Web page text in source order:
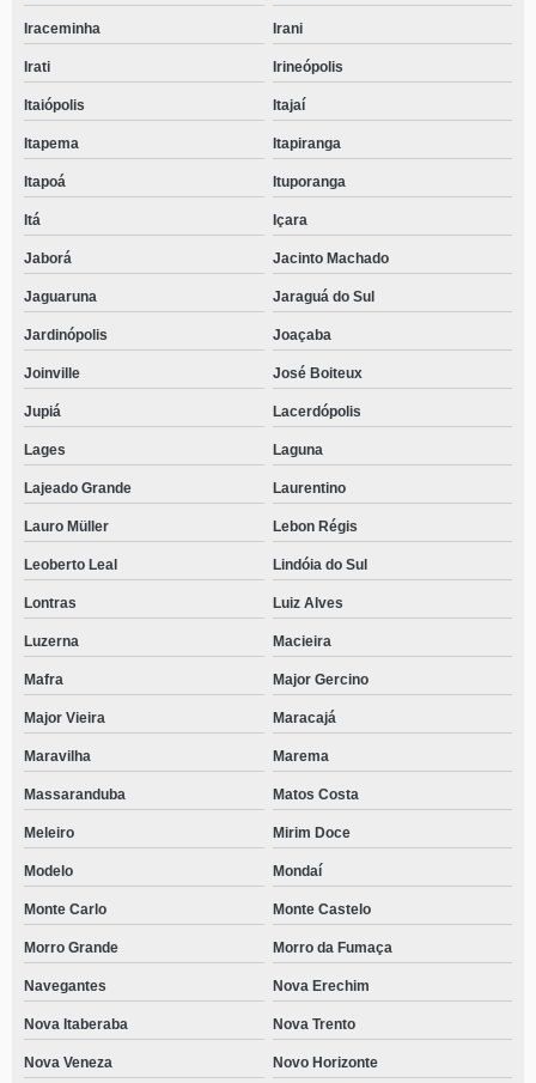
Iraceminha Irani
Irati Irineópolis
Itaiópolis Itajaí
Itapema Itapiranga
Itapoá Ituporanga
Itá Içara
Jaborá Jacinto Machado
Jaguaruna Jaraguá do Sul
Jardinópolis Joaçaba
Joinville José Boiteux
Jupiá Lacerdópolis
Lages Laguna
Lajeado Grande Laurentino
Lauro Müller Lebon Régis
Leoberto Leal Lindóia do Sul
Lontras Luiz Alves
Luzerna Macieira
Mafra Major Gercino
Major Vieira Maracajá
Maravilha Marema
Massaranduba Matos Costa
Meleiro Mirim Doce
Modelo Mondaí
Monte Carlo Monte Castelo
Morro Grande Morro da Fumaça
Navegantes Nova Erechim
Nova Itaberaba Nova Trento
Nova Veneza Novo Horizonte